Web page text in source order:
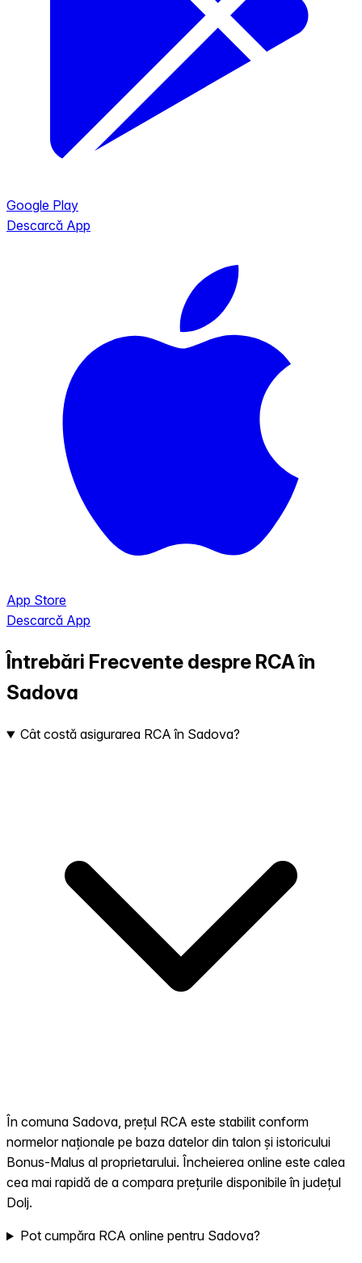
Google Play
Descarcă App
App Store
Descarcă App
Întrebări Frecvente despre RCA în
Sadova
Cât costă asigurarea RCA în Sadova?
În comuna Sadova, prețul RCA este stabilit conform
normelor naționale pe baza datelor din talon și istoricului
Bonus-Malus al proprietarului. Încheierea online este calea
cea mai rapidă de a compara prețurile disponibile în județul
Dolj.
Pot cumpăra RCA online pentru Sadova?